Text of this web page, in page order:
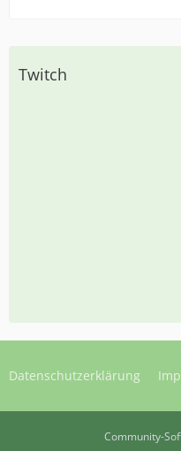
Twitch
Datenschutzerklärung
Community-